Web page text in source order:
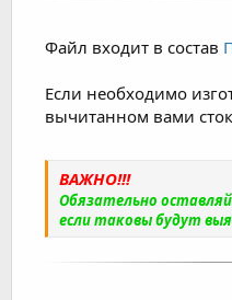
Файл входит в состав
Если необходимо
вычитанном вами
ВАЖНО!!!
Обязательно
если таковы будут